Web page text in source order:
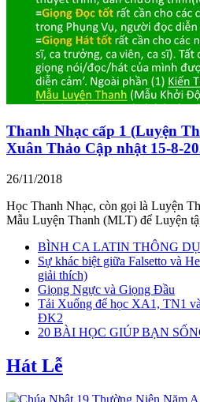
Thanh Nhạc cấp 1 (Luyện
Xuân Thảo Cập nhật 15-8-
26/11/2018
Học Thanh Nhạc, còn gọi là Luyện
Mẫu Luyện Thanh (MLT) để Luyện
BÌNH CA LATIN THÔNG
Sự khác biệt giữa Falsetto và
giải thích)
Giọng Ngực và Giọng Đầu
Tải Xuống để học XA1, TN1
ĐK2
20 BÀI HỌC GIÚP BẠN
Hát Lễ